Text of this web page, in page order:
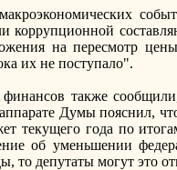
коррупционной
на пересмотр
их не поступало".
также
Думы пояснил,
текущего года по
об уменьшении
то депутаты могут это